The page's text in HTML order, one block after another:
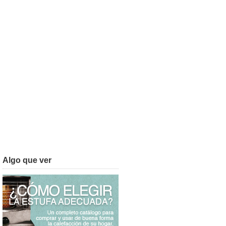
Algo que ver